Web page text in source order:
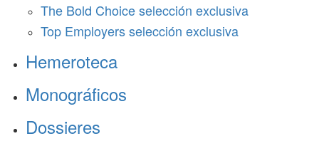
The Bold Choice selección exclusiva
Top Employers selección exclusiva
Hemeroteca
Monográficos
Dossieres